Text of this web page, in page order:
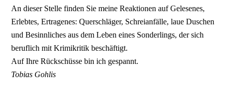
An dieser Stelle finden Sie meine Reaktionen auf Gelesenes,
Erlebtes, Ertragenes: Querschläger, Schreianfälle, laue Duschen
und Besinnliches aus dem Leben eines Sonderlings, der sich
beruflich mit Krimikritik beschäftigt.
Auf Ihre Rückschüsse bin ich gespannt.
Tobias Gohlis